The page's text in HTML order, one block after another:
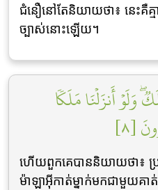
ជំនឿនៅតែនិយាយថា៖ នេះគឺគ្ម
ច្បាស់នោះឡើយ។
وَلَوۡ أَنزَلۡنَا مَلَكٗا
[٨]
ហើយពួកគេបាននិយាយថា៖ ប្
ម៉ាឡាអ៊ីកាត់ម្នាក់មកជាមួយគា